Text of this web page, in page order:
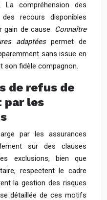
La compréhension des
recours disponibles
de cause. Connaître
adaptéespermet de
sans issue en
son fidèle compagnon.
de refus de
par les
par les assurances
sur des clauses
exclusions, bien que
respectent le cadre
la gestion des risques
détaillée de ces motifs